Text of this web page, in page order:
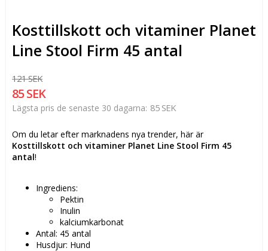
Kosttillskott och vitaminer Planet
Line Stool Firm 45 antal
121 SEK
85 SEK
Lägsta pris de senaste 30 dagarna 85 SEK
Om du letar efter marknadens nya trender, här är
Kosttillskott och vitaminer Planet Line Stool Firm 45
antal!
Ingrediens:
Pektin
Inulin
kalciumkarbonat
Antal: 45 antal
Husdjur: Hund